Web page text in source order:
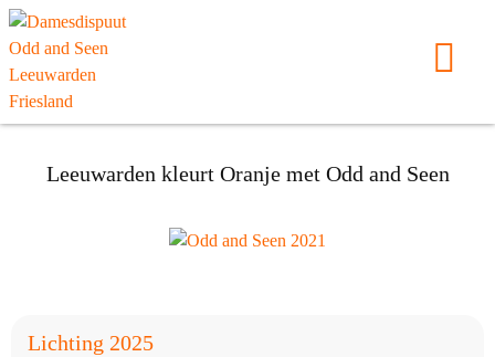
Leeuwarden kleurt Oranje met Odd and Seen
Lichting 2025